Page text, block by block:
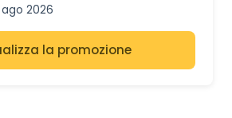
2026
la promozione